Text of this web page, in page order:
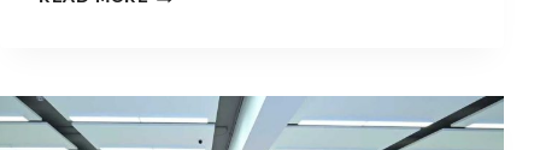
STATE
AGRARIAN
UNIVERSITY